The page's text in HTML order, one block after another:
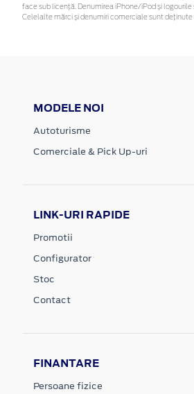
face sub licență. Denumirea iPhone/iPod și logourile
Celelalte mărci și denumiri comerciale sunt deținute
MODELE NOI
Autoturisme
Comerciale & Pick Up-uri
LINK-URI RAPIDE
Promotii
Configurator
Stoc
Contact
FINANTARE
Persoane fizice